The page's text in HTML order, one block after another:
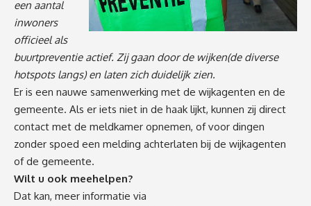
een aantal
inwoners
officieel als
buurtpreventie actief. Zij gaan door de wijken(de diverse
hotspots langs) en laten zich duidelijk zien.
Er is een nauwe samenwerking met de wijkagenten en de
gemeente. Als er iets niet in de haak lijkt, kunnen zij direct
contact met de meldkamer opnemen, of voor dingen
zonder spoed een melding achterlaten bij de wijkagenten
of de gemeente.
Wilt u ook meehelpen?
Dat kan, meer informatie via